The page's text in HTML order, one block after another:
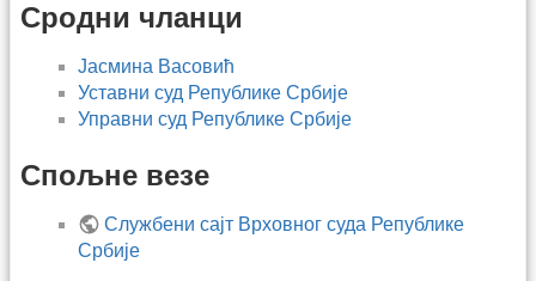
Сродни чланци
Јасмина Васовић
Уставни суд Републике Србије
Управни суд Републике Србије
Спољне везе
Службени сајт Врховног суда Републике
Србије